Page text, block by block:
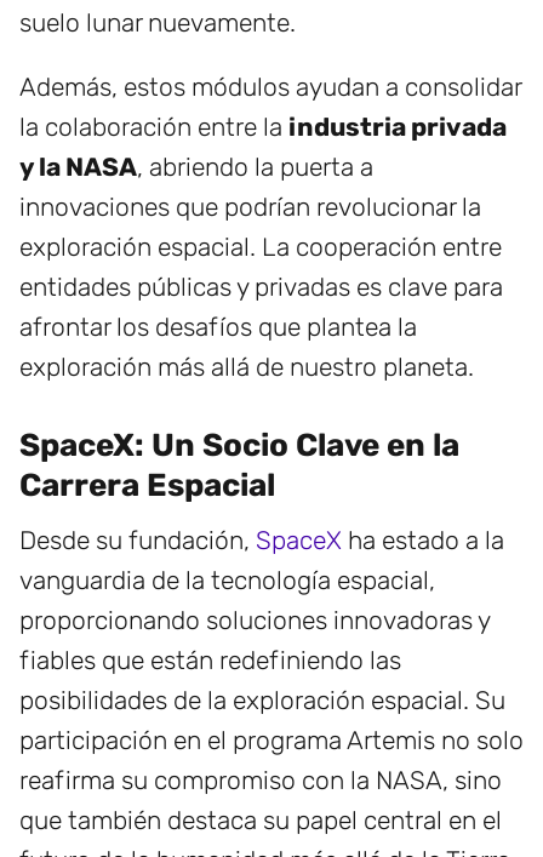
suelo lunar nuevamente.
Además, estos módulos ayudan a consolidar
la colaboración entre la industria privada
y la NASA, abriendo la puerta a
innovaciones que podrían revolucionar la
exploración espacial. La cooperación entre
entidades públicas y privadas es clave para
afrontar los desafíos que plantea la
exploración más allá de nuestro planeta.
SpaceX: Un Socio Clave en la
Carrera Espacial
Desde su fundación, SpaceX ha estado a la
vanguardia de la tecnología espacial,
proporcionando soluciones innovadoras y
fiables que están redefiniendo las
posibilidades de la exploración espacial. Su
participación en el programa Artemis no solo
reafirma su compromiso con la NASA, sino
que también destaca su papel central en el